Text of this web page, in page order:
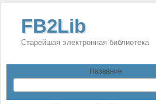
FB2Lib
Старейшая электронная библиотека
Название